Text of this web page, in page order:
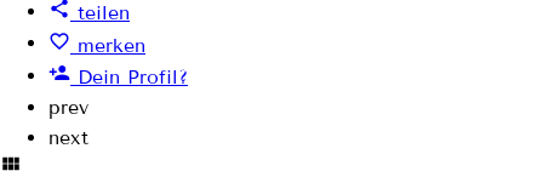
teilen
merken
Dein Profil?
prev
next